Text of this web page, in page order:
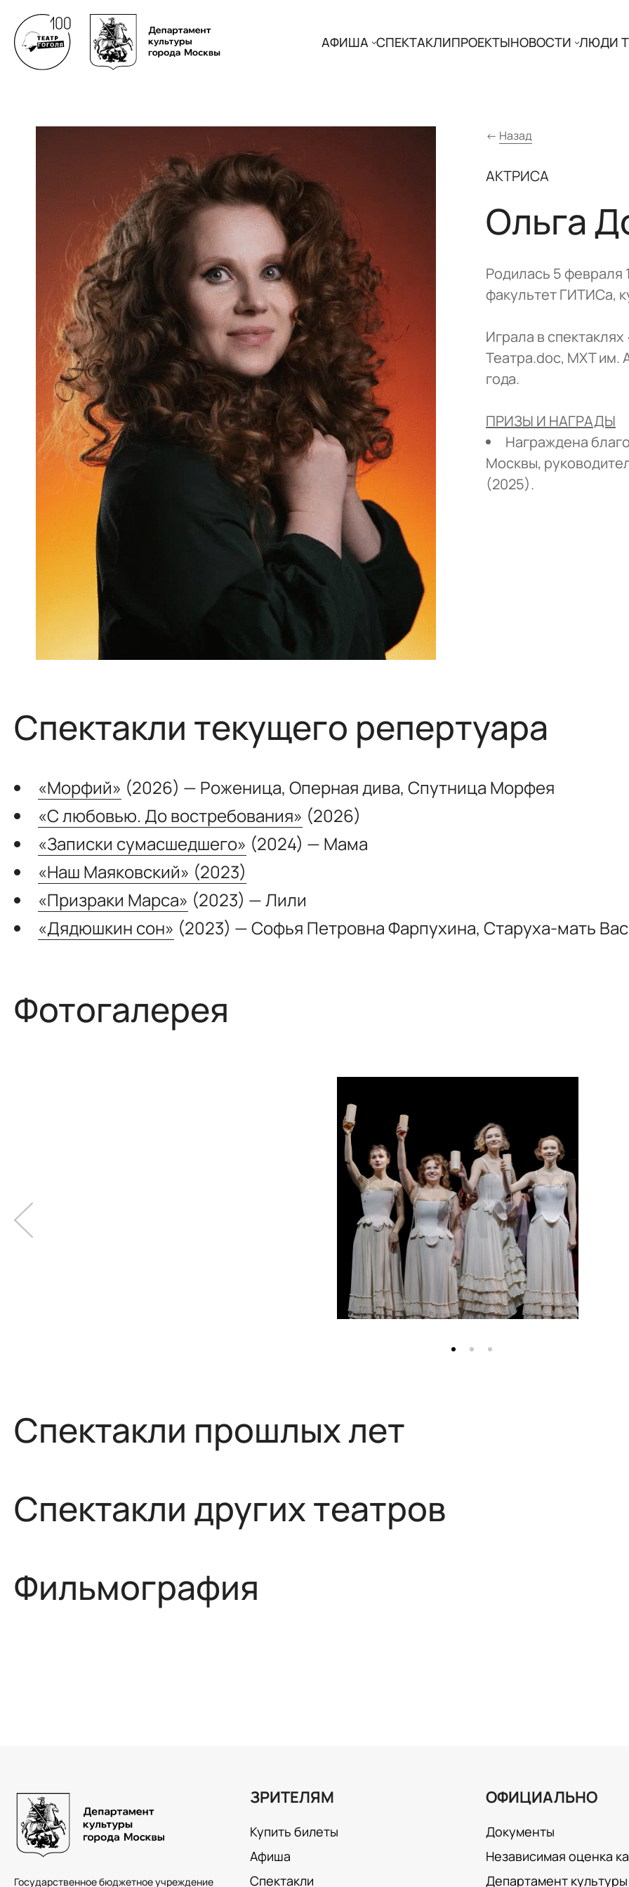
АФИША СПЕКТАКЛИПРОЕКТЫНОВОСТИ ЛЮДИ
← Назад
АКТРИСА
Ольга
Родилась 5 февраля
факультет ГИТИСа,
Играла в
Театра.doc, МХТ им.
года.
ПРИЗЫ И НАГРАДЫ
Награждена
Москвы,
(2025).
Спектакли текущего репертуара
«Морфий» (2026) — Роженица, Оперная дива, Спутница Морфея
«С любовью. До востребования» (2026)
«Записки сумасшедшего» (2024) — Мама
«Наш Маяковский» (2023)
«Призраки Марса» (2023) — Лили
«Дядюшкин сон» (2023) — Софья Петровна Фарпухина, Старуха-мать
Фотогалерея
Спектакли прошлых лет
Спектакли других театров
Фильмография
Государственное бюджетное учреждение
ЗРИТЕЛЯМ
Купить билеты
Афиша
Спектакли
ОФИЦИАЛЬНО
Документы
Независимая оценка
Департамент